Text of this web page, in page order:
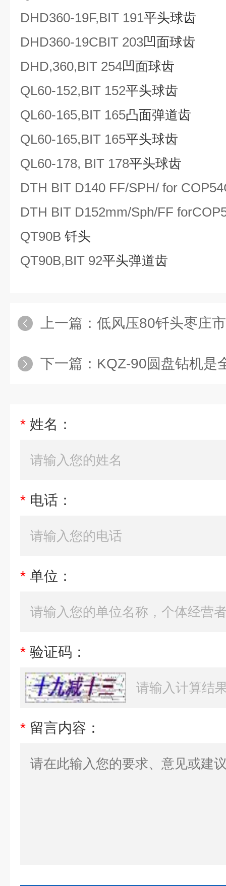
DHD360-19F,BIT 191平头球齿
DHD360-19CBIT 203凹面球齿
DHD,360,BIT 254凹面球齿
QL60-152,BIT 152平头球齿
QL60-165,BIT 165凸面弹道齿
QL60-165,BIT 165平头球齿
QL60-178, BIT 178平头球齿
DTH BIT D140 FF/SPH/ for
DTH BIT D152mm/Sph/FF
QT90B 钎头
QT90B,BIT 92平头弹道齿
上一篇： 低风压80钎头枣庄
下一篇： KQZ-90圆盘钻机是全气
* 姓名：
* 电话：
* 单位：
* 验证码：
* 留言内容：